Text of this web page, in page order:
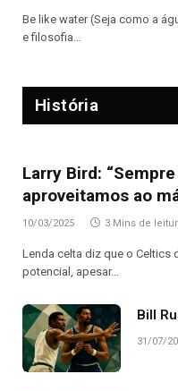
Be like water (Seja como a
e filosofia…
História
Larry Bird:
aproveitamos ao
10/03/2025 3 Mins de
Lenda celta diz que o Celtics
potencial, apesar…
Bill
31/07/